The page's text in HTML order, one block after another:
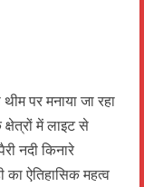
पर मनाया जा रहा
में लाइट से
नदी किनारे
का ऐतिहासिक महत्व